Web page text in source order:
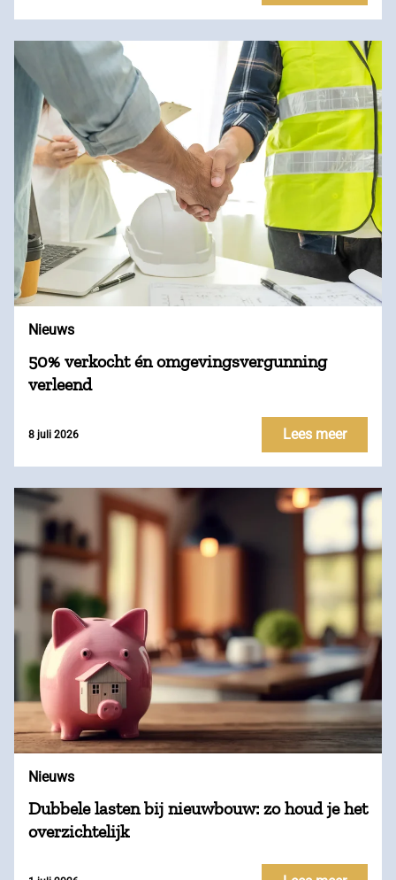
Nieuws
50% verkocht én omgevingsvergunning
verleend
8 juli 2026 Lees meer
Nieuws
Dubbele lasten bij nieuwbouw: zo houd je het
overzichtelijk